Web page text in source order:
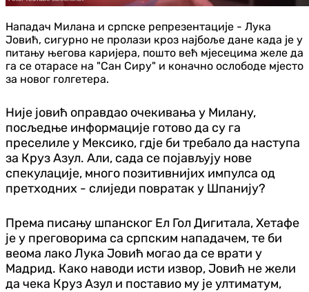
Нападач Милана и српске репрезентације - Лука
Јовић, сигурно не пролази кроз најбоље дане када је у
питању његова каријера, пошто већ мјесецима желе да
га се отарасе на "Сан Сиру" и коначно ослободе мјесто
за новог голгетера.
Није јовић оправдао очекивања у Милану,
посљедње информације готово да су га
преселиле у Мексико, гдје би требало да наступа
за Круз Азул. Али, сада се појављују нове
спекулације, много позитивнијих импулса од
претходних - слиједи повратак у Шпанију?
Према писању шпанског Ел Гол Дигитала, Хетафе
је у преговорима са српским нападачем, те би
веома лако Лука Јовић могао да се врати у
Мадрид. Како наводи исти извор, Јовић не жели
да чека Круз Азул и поставио му је ултиматум,